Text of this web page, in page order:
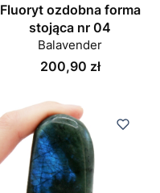
Fluoryt ozdobna forma
stojąca nr 04
Balavender
Cena
200,90 zł